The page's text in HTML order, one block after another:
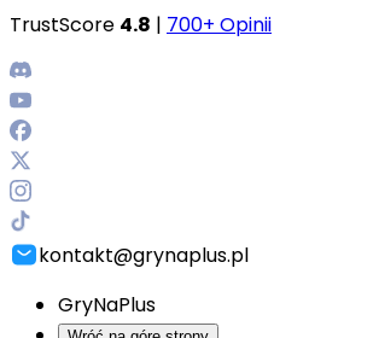
TrustScore 4.8 | 700+ Opinii
kontakt@grynaplus.pl
GryNaPlus